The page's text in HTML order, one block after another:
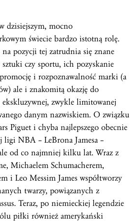
dzisiejszym, mocno
świecie bardzo istotną rolę.
na pozycji tej zatrudnia się znane
czy sportu, ich pozyskanie
i rozpoznawalność marki (a
ale i znakomitą okazję do
ekskluzywnej, zwykle limitowanej
danym nazwiskiem. O związku
Piguet i chyba najlepszego obecnie
ligi NBA – LeBrona Jamesa –
od co najmniej kilku lat. Wraz z
Michaelem Schumacherem,
i Leo Messim James współtworzy
twarzy, powiązanych z
Teraz, po niemieckiej legendzie
piłki również amerykański